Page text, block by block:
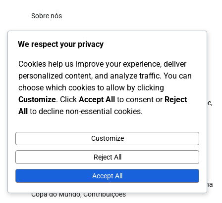
Sobre nós
Entre em contato
Todas as postagens
Publicações recentes
Júnior Sornoza: Momentos de Destaque, Sucesso no Clube,
Impacto Internacional
Júnior Sornoza: História internacional, Contribuições,
Antonio Valencia: Aparições internacionais, participação na
Copa do Mundo, Contribuições
We respect your privacy
Cookies help us improve your experience, deliver
personalized content, and analyze traffic. You can
choose which cookies to allow by clicking
Customize. Click Accept All to consent or Reject
All to decline non-essential cookies.
Customize
Reject All
Accept All